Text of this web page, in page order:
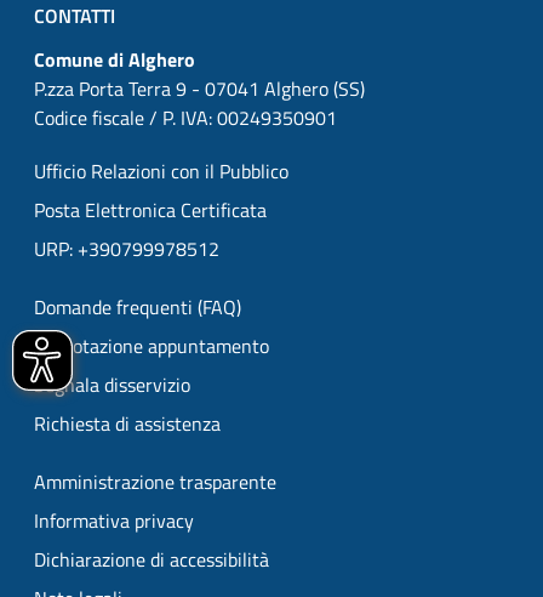
CONTATTI
Comune di Alghero
P.zza Porta Terra 9 - 07041 Alghero (SS)
Codice fiscale / P. IVA: 00249350901
Ufficio Relazioni con il Pubblico
Posta Elettronica Certificata
URP: +390799978512
Domande frequenti (FAQ)
Prenotazione appuntamento
Segnala disservizio
Richiesta di assistenza
Amministrazione trasparente
Informativa privacy
Dichiarazione di accessibilità